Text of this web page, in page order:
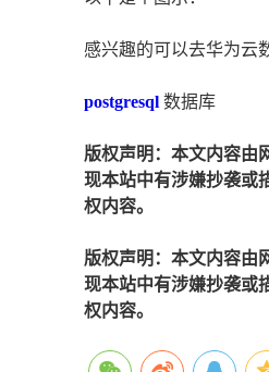
感兴趣的可以去华为云
postgresql 数据库
版权声明：本文内容由
现本站中有涉嫌抄袭或
权内容。
版权声明：本文内容由
现本站中有涉嫌抄袭或
权内容。